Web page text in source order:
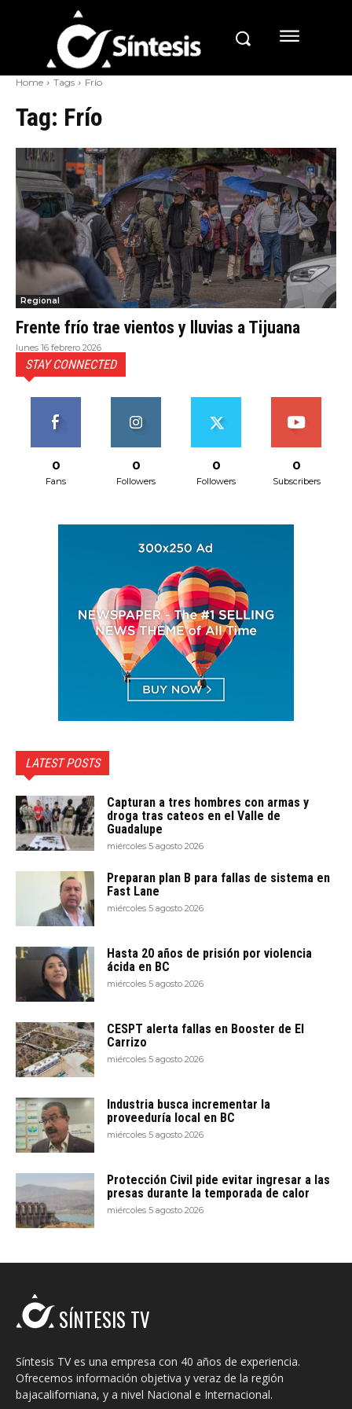
Home Tags Frío
Tag: Frío
Regional
Frente frío trae vientos y lluvias a Tijuana
lunes 16 febrero 2026
STAY CONNECTED
0
Fans
0
Followers
0
Followers
0
Subscribers
LATEST POSTS
Capturan a tres hombres con armas y
droga tras cateos en el Valle de
Guadalupe
miércoles 5 agosto 2026
Preparan plan B para fallas de sistema en
Fast Lane
miércoles 5 agosto 2026
Hasta 20 años de prisión por violencia
ácida en BC
miércoles 5 agosto 2026
CESPT alerta fallas en Booster de El
Carrizo
miércoles 5 agosto 2026
Industria busca incrementar la
proveeduría local en BC
miércoles 5 agosto 2026
Protección Civil pide evitar ingresar a las
presas durante la temporada de calor
miércoles 5 agosto 2026
SÍNTESIS TV
Síntesis TV es una empresa con 40 años de experiencia.
Ofrecemos información objetiva y veraz de la región
bajacaliforniana, y a nivel Nacional e Internacional.